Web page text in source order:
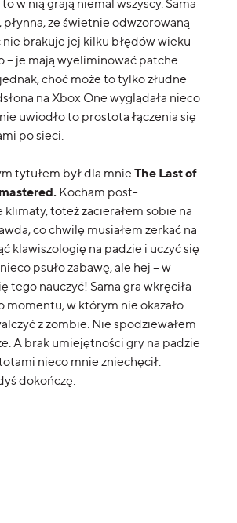
w nią grają niemal wszyscy. Sama
płynna, ze świetnie odwzorowaną
nie brakuje jej kilku błędów wieku
– je mają wyeliminować patche.
choć może to tylko złudne
na Xbox One wyglądała nieco
uwiodło to prostota łączenia się
po sieci.
tytułem był dla mnieThe Last of
Kocham post-
toteż zacierałem sobie na
co chwilę musiałem zerkać na
klawiszologię na padzie i uczyć się
psuło zabawę, ale hej – w
tego nauczyć! Sama gra wkręciła
momentu, w którym nie okazało
z zombie. Nie spodziewałem
A brak umiejętności gry na padzie
nieco mnie zniechęcił.
dokończę.